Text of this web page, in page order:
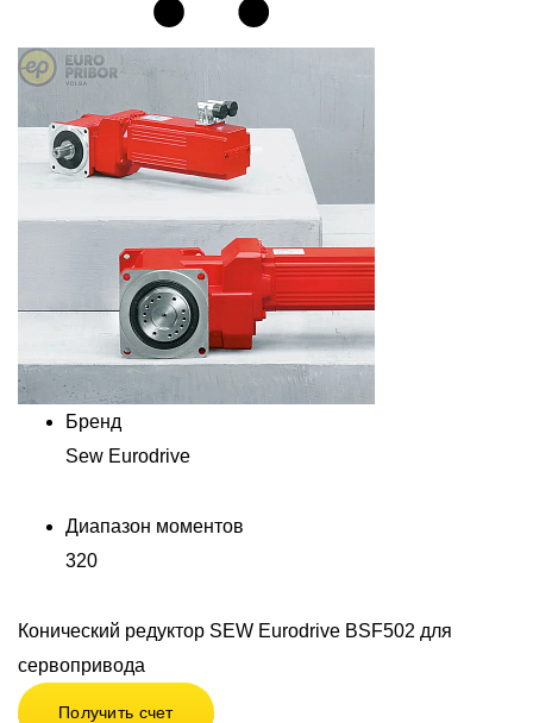
Бренд
Sew Eurodrive
Диапазон моментов
320
Конический редуктор SEW Eurodrive BSF502 для
сервопривода
Получить счет